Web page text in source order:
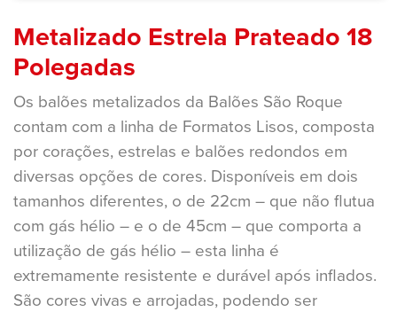
Metalizado Estrela Prateado 18
Polegadas
Os balões metalizados da Balões São Roque
contam com a linha de Formatos Lisos, composta
por corações, estrelas e balões redondos em
diversas opções de cores. Disponíveis em dois
tamanhos diferentes, o de 22cm – que não flutua
com gás hélio – e o de 45cm – que comporta a
utilização de gás hélio – esta linha é
extremamente resistente e durável após inflados.
São cores vivas e arrojadas, podendo ser